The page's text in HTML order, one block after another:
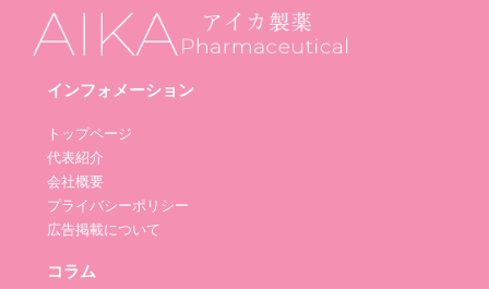
インフォメーション
トップページ
代表紹介
会社概要
プライバシーポリシー
広告掲載について
コラム